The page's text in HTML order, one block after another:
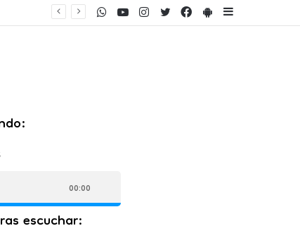
PlayStore
Facebook
Twitter
Instagram
Youtube
WhatsApp